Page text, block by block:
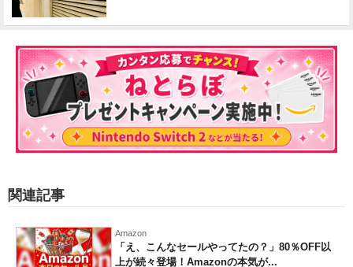
関連記事
Amazon
「え、こんなセールやってたの？」80％OFF以
上が続々登場！Amazonの本気が...